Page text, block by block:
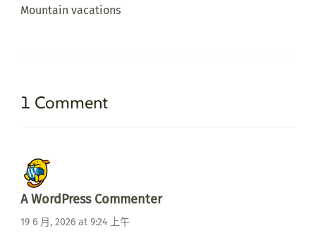
Mountain vacations
1 Comment
A WordPress Commenter
19 6 月, 2026 at 9:24 上午